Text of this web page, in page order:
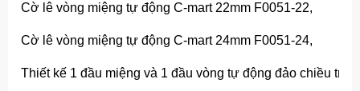
Cờ lê vòng miệng tự động C-mart 22mm F0051-22,
Cờ lê vòng miệng tự động C-mart 24mm F0051-24,
Thiết kế 1 đầu miệng và 1 đầu vòng tự động đảo chiều